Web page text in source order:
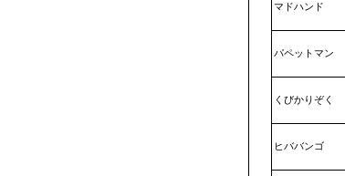
マドハンド
パペットマン
くびかりぞく
ヒババンゴ